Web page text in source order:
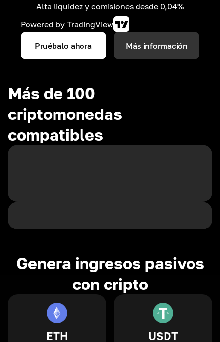
Alta liquidez y comisiones desde 0,04%
Powered by TradingView
Pruébalo ahora Más información
Más de 100
criptomonedas
compatibles
Genera ingresos pasivos
con cripto
ETH USDT